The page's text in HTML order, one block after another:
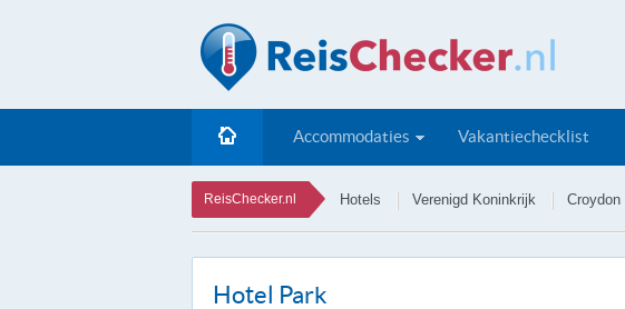
Accommodaties Vakantiechecklist
ReisChecker.nl Hotels Verenigd Koninkrijk Croydon
Hotel Park